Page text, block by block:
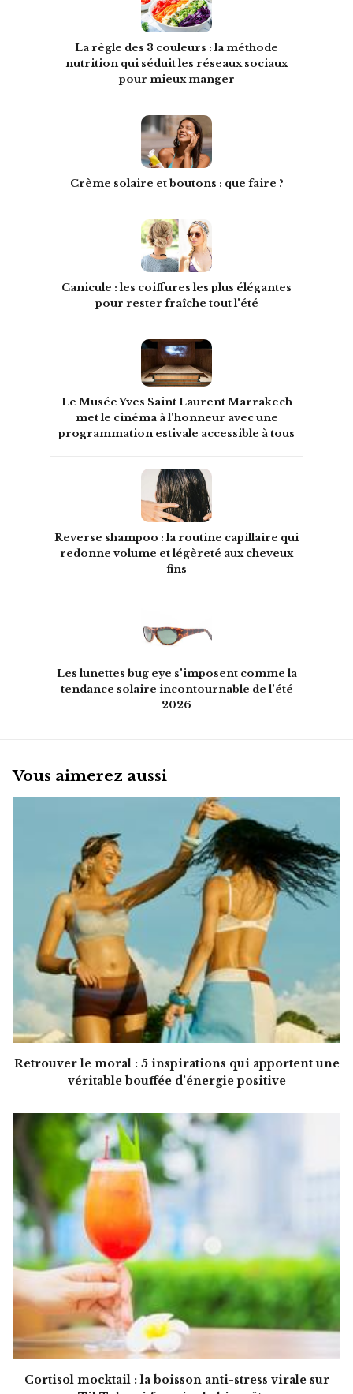
La règle des 3 couleurs : la méthode
nutrition qui séduit les réseaux sociaux
pour mieux manger
Crème solaire et boutons : que faire ?
Canicule : les coiffures les plus élégantes
pour rester fraîche tout l'été
Le Musée Yves Saint Laurent Marrakech
met le cinéma à l'honneur avec une
programmation estivale accessible à tous
Reverse shampoo : la routine capillaire qui
redonne volume et légèreté aux cheveux
fins
Les lunettes bug eye s'imposent comme la
tendance solaire incontournable de l'été
2026
Vous aimerez aussi
Retrouver le moral : 5 inspirations qui apportent une
véritable bouffée d’énergie positive
Cortisol mocktail : la boisson anti-stress virale sur